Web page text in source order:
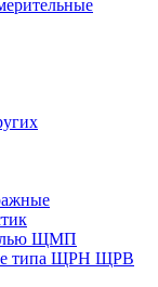
ЩМП
типа ЩРН ЩРВ